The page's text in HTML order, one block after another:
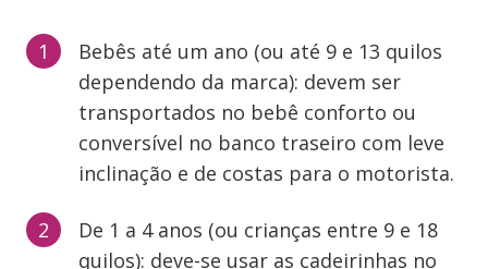
Bebês até um ano (ou até 9 e 13 quilos
dependendo da marca): devem ser
transportados no bebê conforto ou
conversível no banco traseiro com leve
inclinação e de costas para o motorista.
De 1 a 4 anos (ou crianças entre 9 e 18
quilos): deve-se usar as cadeirinhas no